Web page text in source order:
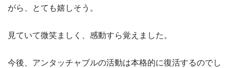
がら、とても嬉しそう。
見ていて微笑ましく、感動すら覚えました。
今後、アンタッチャブルの活動は本格的に復活するのでし